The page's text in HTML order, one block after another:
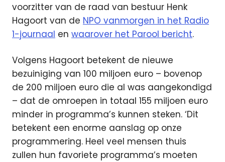
voorzitter van de raad van bestuur Henk
Hagoort van de NPO vanmorgen in het Radio
1-journaal en waarover het Parool bericht.
Volgens Hagoort betekent de nieuwe
bezuiniging van 100 miljoen euro – bovenop
de 200 miljoen euro die al was aangekondigd
– dat de omroepen in totaal 155 miljoen euro
minder in programma’s kunnen steken. ‘Dit
betekent een enorme aanslag op onze
programmering. Heel veel mensen thuis
zullen hun favoriete programma’s moeten